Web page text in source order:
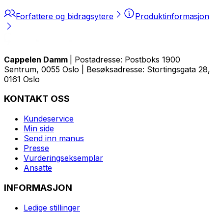
Forfattere og bidragsytere Produktinformasjon
Cappelen Damm
| Postadresse: Postboks 1900
Sentrum, 0055 Oslo | Besøksadresse: Stortingsgata 28,
0161 Oslo
KONTAKT OSS
Kundeservice
Min side
Send inn manus
Presse
Vurderingseksemplar
Ansatte
INFORMASJON
Ledige stillinger